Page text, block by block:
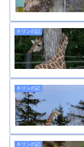
キリンの記
キリンの記
キリンの記